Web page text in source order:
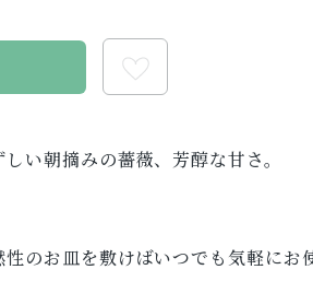
い朝摘みの薔薇、芳醇な甘さ。
のお皿を敷けばいつでも気軽にお